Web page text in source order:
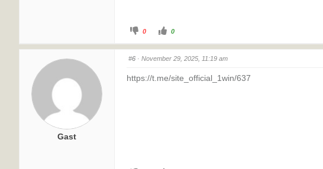
0 0
Gast
#6 · November 29, 2025, 11:19 am
https://t.me/site_official_1win/637